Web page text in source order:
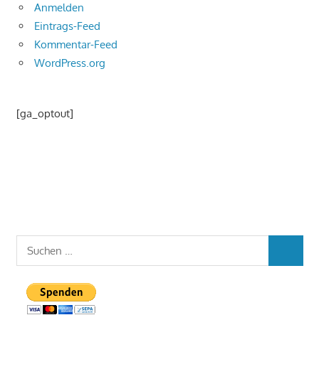
Anmelden
Eintrags-Feed
Kommentar-Feed
WordPress.org
[ga_optout]
Suchen
nach: